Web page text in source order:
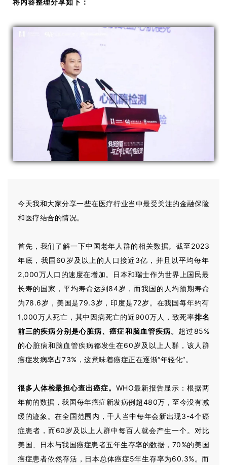
将内容整理分享如下：
今天我和大家分享一些在医疗行业当中最受关注的金融保险
和医疗结合的情况。
首先，我们了解一下中国老年人群的相关数据。截至2023
年底，我国60岁及以上的人口接近3亿，并且以平均每年
2,000万人口的速度在增加。日本和瑞士作为世界上国民最
长寿的国家，平均寿命达到84岁，而我国的人均预期寿命
为78.6岁，美国是79.3岁，印度是72岁。在我国每年约有
1,000万人死亡，其中因病死亡的近900万人，致死率排名
前三的疾病分别是心脏病、癌症和脑血管疾病。 超过85%
的心脏病和脑血管疾病都发生在60岁及以上人群，该人群
癌症发病率占73%，这意味着癌症正在逐渐“年轻化”。
很多人体检最担心查出癌症。 WHO最新报告显示：根据两
年前的数据，我国每年癌症新发病例超480万，至今没有减
缓的迹象。在全国范围内，千人当中每年会新出现3-4个癌
症患者，而60岁及以上人群中每百人就会产生一个。对比
美国、日本与我国癌症患者五年生存率的数据，70%的美国
癌症患者依然存活，日本总体癌症5年生存率为60.3%。而